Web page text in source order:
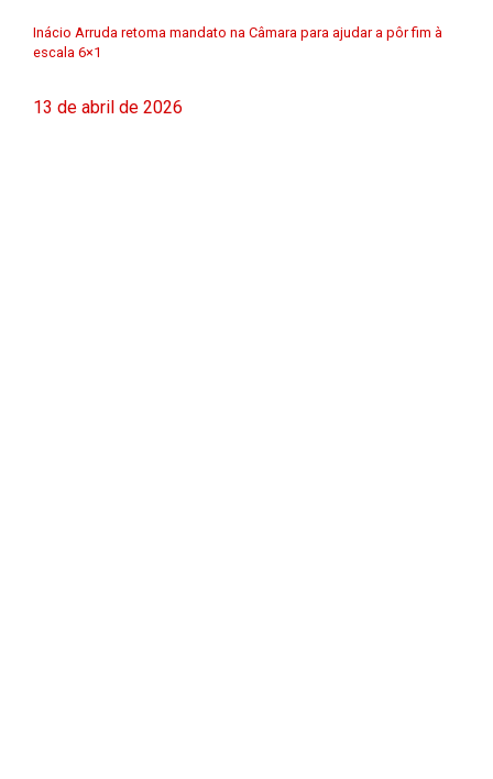
Inácio Arruda retoma mandato na Câmara para ajudar a pôr fim à
escala 6×1
13 de abril de 2026